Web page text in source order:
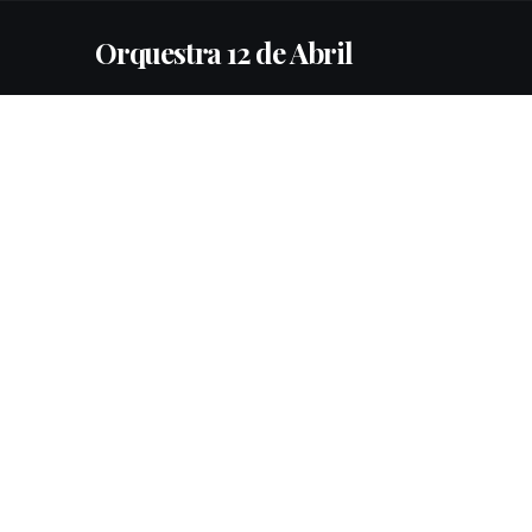
Orquestra 12 de Abril